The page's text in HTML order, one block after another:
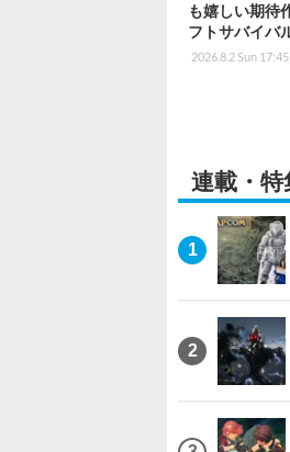
も嬉しい期待
フトサバイバ
2026.8.2 Sun 17:45
連載・